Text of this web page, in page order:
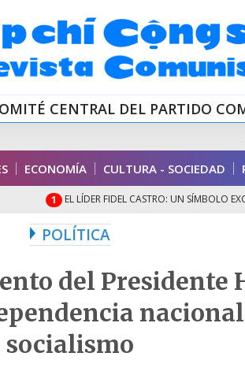
CENTRAL DEL PARTIDO
ECONOMÍA CULTURA - SOCIEDAD
EL LÍDER FIDEL CASTRO: UN SÍMBOLO
POLÍTICA
del Presidente
socialismo